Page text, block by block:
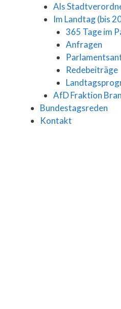
Als
Im Landtag (bis
365 Tage im
Anfragen
Redebeiträge
AfD Fraktion
Bundestagsreden
Kontakt